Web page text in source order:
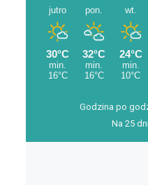
Godzina po
Na 25